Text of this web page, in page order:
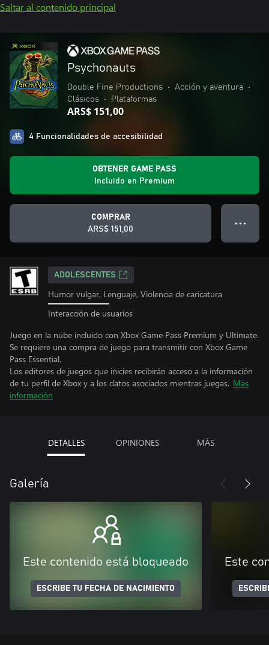
Saltar al contenido principal
Psychonauts
Double Fine Productions • Acción y aventura
•
Clásicos
• Plataformas
ARS$ 151,00
4 Funcionalidades de accesibilidad
OBTENER GAME PASS
Incluido en Premium
COMPRAR
ARS$ 151,00
● ● ●
ADOLESCENTES
Humor vulgar, Lenguaje, Violencia de caricatura
Interacción de usuarios
Juego en la nube incluido con Xbox Game Pass Premium y Ultimate.
Se requiere una compra de juego para transmitir con Xbox Game
Pass Essential.
Los editores de juegos que inicies recibirán acceso a la información
de tu perfil de Xbox y a los datos asociados mientras juegas. Más
información
DETALLES OPINIONES MÁS
Galería
Este contenido está bloqueado
ESCRIBE TU FECHA DE NACIMIENTO
Este